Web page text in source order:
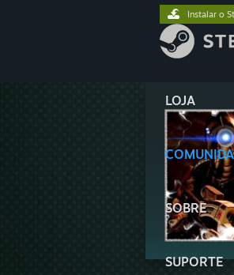
LOJA
SOBRE
SUPORTE
Instalar o